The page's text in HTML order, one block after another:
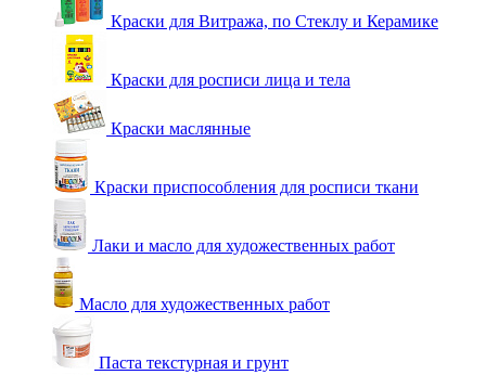
Краски для Витража, по Стеклу и Керамике
Краски для росписи лица и тела
Краски маслянные
Краски приспособления для росписи ткани
Лаки и масло для художественных работ
Масло для художественных работ
Паста текстурная и грунт